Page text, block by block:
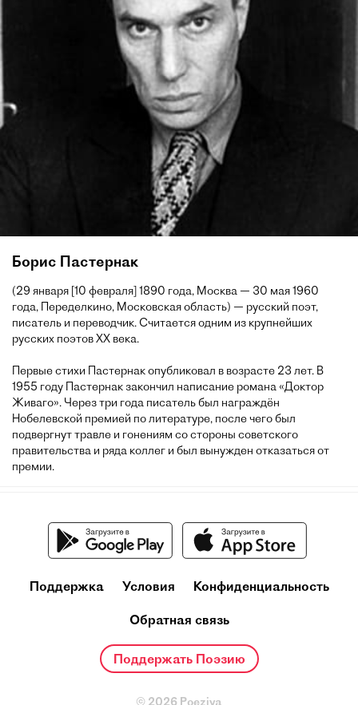
Борис Пастернак
(29 января [10 февраля] 1890 года, Москва — 30 мая 1960
года, Переделкино, Московская область) — русский поэт,
писатель и переводчик. Считается одним из крупнейших
русских поэтов XX века.
Первые стихи Пастернак опубликовал в возрасте 23 лет. В
1955 году Пастернак закончил написание романа «Доктор
Живаго». Через три года писатель был награждён
Нобелевской премией по литературе, после чего был
подвергнут травле и гонениям со стороны советского
правительства и ряда коллег и был вынужден отказаться от
премии.
Поддержка Условия Конфиденциальность
Обратная связь
Поддержать Поэзию
© 2026 Poeziya